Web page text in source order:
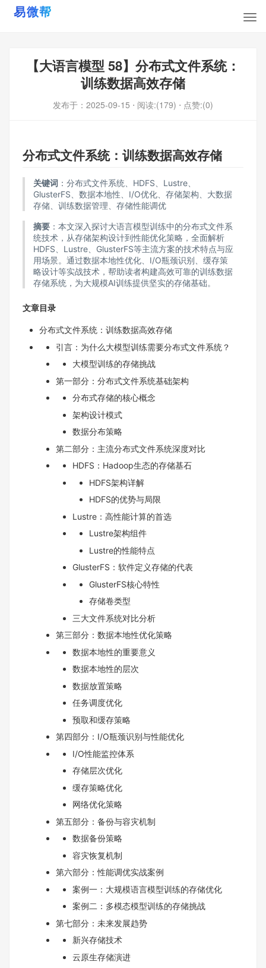
【大语言模型 58】分布式文件系统：
训练数据高效存储
发布于： 2025-09-15 ⋅ 阅读:(179) ⋅ 点赞:(0)
分布式文件系统：训练数据高效存储
关键词 ：分布式文件系统、HDFS、Lustre、
GlusterFS、数据本地性、I/O优化、存储架构、大数据
存储、训练数据管理、存储性能调优
摘要：本文深入探讨大语言模型训练中的分布式文件系
统技术，从存储架构设计到性能优化策略，全面解析
HDFS、Lustre、GlusterFS等主流方案的技术特点与应
用场景。通过数据本地性优化、I/O瓶颈识别、缓存策
略设计等实战技术，帮助读者构建高效可靠的训练数据
存储系统，为大规模AI训练提供坚实的存储基础。
文章目录
分布式文件系统：训练数据高效存储
引言：为什么大模型训练需要分布式文件系统？
大模型训练的存储挑战
第一部分：分布式文件系统基础架构
分布式存储的核心概念
架构设计模式
数据分布策略
第二部分：主流分布式文件系统深度对比
HDFS：Hadoop生态的存储基石
HDFS架构详解
HDFS的优势与局限
Lustre：高性能计算的首选
Lustre架构组件
Lustre的性能特点
GlusterFS：软件定义存储的代表
GlusterFS核心特性
存储卷类型
三大文件系统对比分析
第三部分：数据本地性优化策略
数据本地性的重要意义
数据本地性的层次
数据放置策略
任务调度优化
预取和缓存策略
第四部分：I/O瓶颈识别与性能优化
I/O性能监控体系
存储层次优化
缓存策略优化
网络优化策略
第五部分：备份与容灾机制
数据备份策略
容灾恢复机制
第六部分：性能调优实战案例
案例一：大规模语言模型训练的存储优化
案例二：多模态模型训练的存储挑战
第七部分：未来发展趋势
新兴存储技术
云原生存储演进